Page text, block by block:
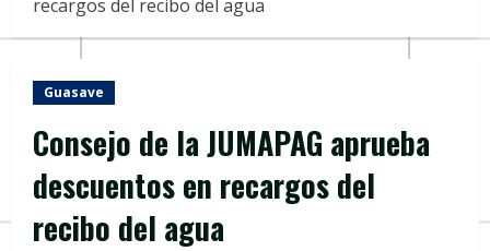
recargos del recibo del agua
Guasave
Consejo de la JUMAPAG aprueba
descuentos en recargos del
recibo del agua